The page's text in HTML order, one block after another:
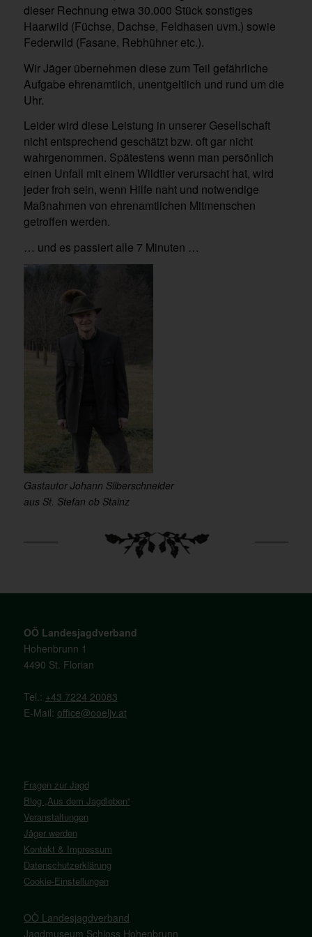
dieser Rechnung etwa 30.000 Stück sonstiges
Haarwild (Füchse, Dachse, Feldhasen uvm.) sowie
Federwild (Fasane, Rebhühner etc.).
Wir Jäger übernehmen diese zum Teil gefährliche
Aufgabe ehrenamtlich, unentgeltlich und rund um die
Uhr.
Leider wird diese Leistung in unserer Gesellschaft
nicht entsprechend geschätzt bzw. oft gar nicht
wahrgenommen. Spätestens wenn man persönlich
einen Unfall mit einem Wildtier verursacht hat, wird
jeder froh sein, wenn Hilfe naht und notwendige
Maßnahmen von ehrenamtlichen Mitmenschen
getroffen werden.
… und es passiert alle 7 Minuten …
Gastautor Johann Silberschneider
aus St. Stefan ob Stainz
OÖ Landesjagdverband
Hohenbrunn 1
4490 St. Florian
Tel.: +43 7224 20083
E-Mail: office@ooeljv.at
Fragen zur Jagd
Blog „Aus dem Jagdleben“
Veranstaltungen
Jäger werden
Kontakt & Impressum
Datenschutzerklärung
Cookie-Einstellungen
OÖ Landesjagdverband
Jagdmuseum Schloss Hohenbrunn